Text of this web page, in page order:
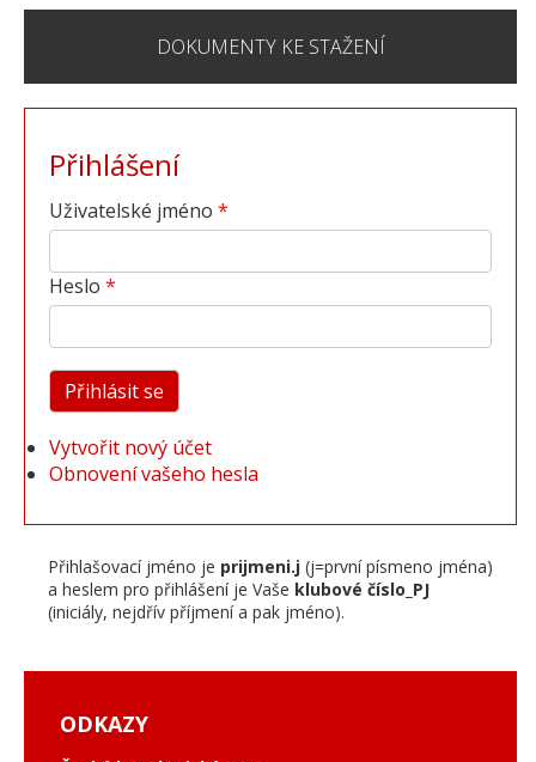
DOKUMENTY KE STAŽENÍ
Přihlášení
Uživatelské jméno
Heslo
Vytvořit nový účet
Obnovení vašeho hesla
Přihlašovací jméno je prijmeni.j (j=první písmeno jména)
a heslem pro přihlášení je Vaše klubové číslo_PJ
(iniciály, nejdřív příjmení a pak jméno).
ODKAZY